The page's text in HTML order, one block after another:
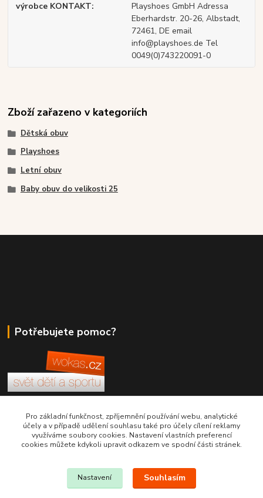
výrobce KONTAKT
Playshoes GmbH Adressa
Eberhardstr. 20-26, Albstadt,
72461, DE email
info@playshoes.de Tel
0049(0)743220091-0
Zboží zařazeno v kategoriích
Dětská obuv
Playshoes
Letní obuv
Baby obuv do velikosti 25
Potřebujete pomoc?
+420 380 830 198
wokas.online@yahoo.cz
Pro základní funkčnost, zpříjemnění používání webu, analytické
účely a v případě udělení souhlasu také pro účely cílení reklamy
využíváme soubory cookies. Nastavení vlastních preferencí
cookies můžete kdykoli upravit odkazem ve spodní části stránek.
Nastavení Souhlasím